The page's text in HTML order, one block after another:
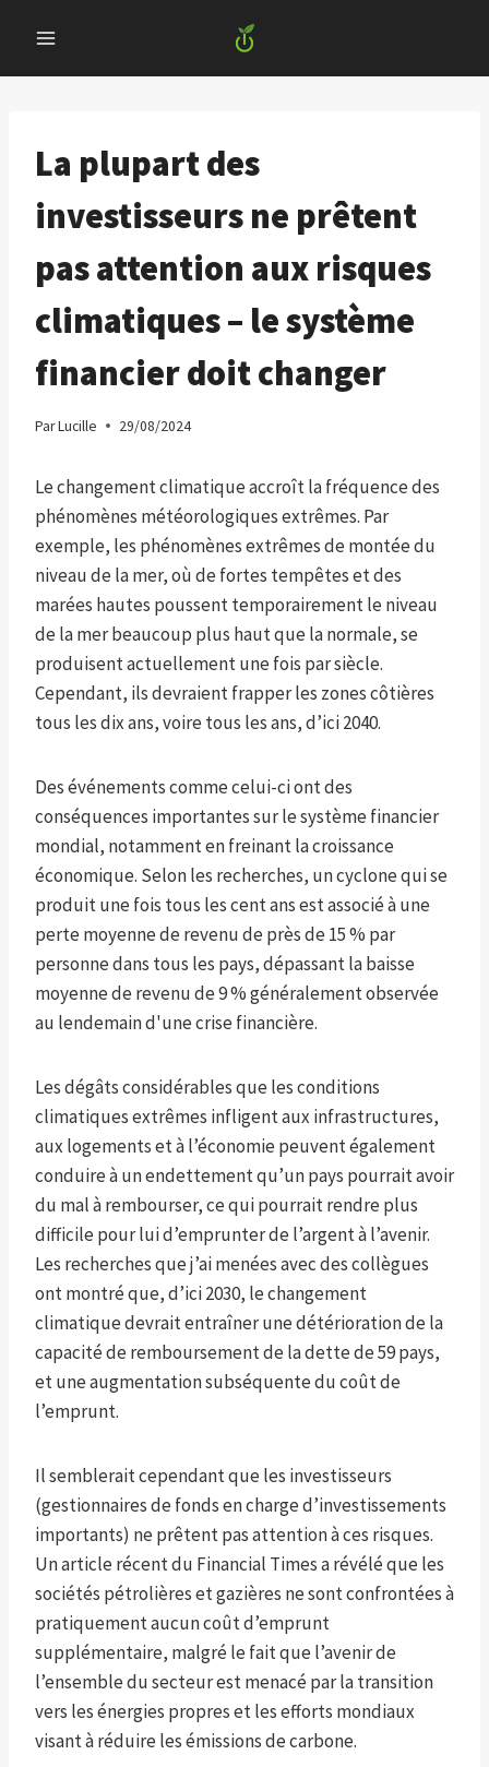
content
La plupart des
investisseurs ne prêtent
pas attention aux risques
climatiques – le système
financier doit changer
ParLucille 29/08/2024
Le changement climatique accroît la fréquence des
phénomènes météorologiques extrêmes. Par
exemple, les phénomènes extrêmes de montée du
niveau de la mer, où de fortes tempêtes et des
marées hautes poussent temporairement le niveau
de la mer beaucoup plus haut que la normale, se
produisent actuellement une fois par siècle.
Cependant, ils devraient frapper les zones côtières
tous les dix ans, voire tous les ans, d’ici 2040.
Des événements comme celui-ci ont des
conséquences importantes sur le système financier
mondial, notamment en freinant la croissance
économique. Selon les recherches, un cyclone qui se
produit une fois tous les cent ans est associé à une
perte moyenne de revenu de près de 15 % par
personne dans tous les pays, dépassant la baisse
moyenne de revenu de 9 % généralement observée
au lendemain d'une crise financière.
Les dégâts considérables que les conditions
climatiques extrêmes infligent aux infrastructures,
aux logements et à l’économie peuvent également
conduire à un endettement qu’un pays pourrait avoir
du mal à rembourser, ce qui pourrait rendre plus
difficile pour lui d’emprunter de l’argent à l’avenir.
Les recherches que j’ai menées avec des collègues
ont montré que, d’ici 2030, le changement
climatique devrait entraîner une détérioration de la
capacité de remboursement de la dette de 59 pays,
et une augmentation subséquente du coût de
l’emprunt.
Il semblerait cependant que les investisseurs
(gestionnaires de fonds en charge d’investissements
importants) ne prêtent pas attention à ces risques.
Un article récent du Financial Times a révélé que les
sociétés pétrolières et gazières ne sont confrontées à
pratiquement aucun coût d’emprunt
supplémentaire, malgré le fait que l’avenir de
l’ensemble du secteur est menacé par la transition
vers les énergies propres et les efforts mondiaux
visant à réduire les émissions de carbone.